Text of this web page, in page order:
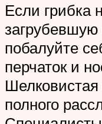
Если грибка
побалуйте
перчаток и
полного